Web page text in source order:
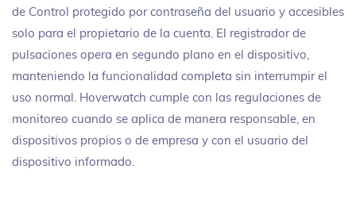
de Control protegido por contraseña del usuario y accesibles
solo para el propietario de la cuenta. El registrador de
pulsaciones opera en segundo plano en el dispositivo,
manteniendo la funcionalidad completa sin interrumpir el
uso normal. Hoverwatch cumple con las regulaciones de
monitoreo cuando se aplica de manera responsable, en
dispositivos propios o de empresa y con el usuario del
dispositivo informado.